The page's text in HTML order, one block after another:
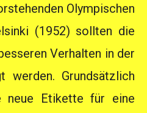
Olympischen
(1952) sollten die
Verhalten in der
werden. Grundsätzlich
neue Etikette für eine